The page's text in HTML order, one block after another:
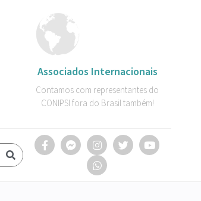
Associados Internacionais
Contamos com representantes do
CONIPSI fora do Brasil também!